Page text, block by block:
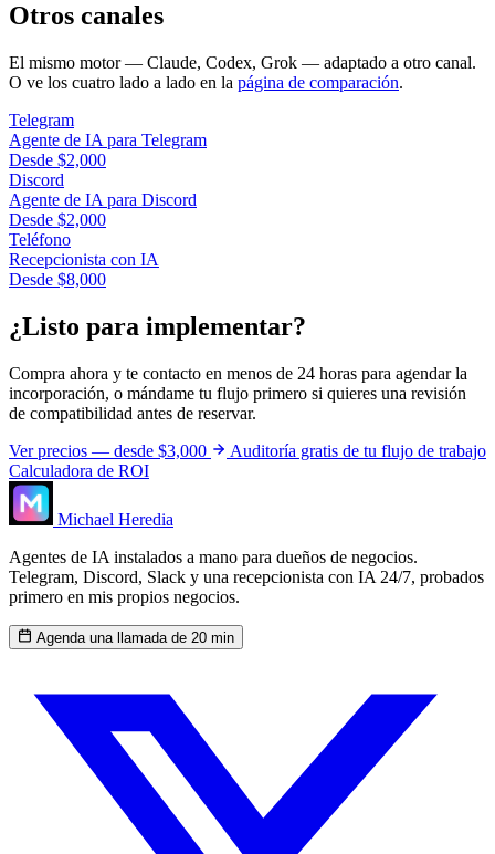
Otros canales
El mismo motor — Claude, Codex, Grok — adaptado a otro canal.
O ve los cuatro lado a lado en la página de comparación.
Telegram
Agente de IA para Telegram
Desde $2,000
Discord
Agente de IA para Discord
Desde $2,000
Teléfono
Recepcionista con IA
Desde $8,000
¿Listo para implementar?
Compra ahora y te contacto en menos de 24 horas para agendar la
incorporación, o mándame tu flujo primero si quieres una revisión
de compatibilidad antes de reservar.
Ver precios — desde $3,000
Auditoría gratis de tu flujo de trabajo
Calculadora de ROI
Michael Heredia
Agentes de IA instalados a mano para dueños de negocios.
Telegram, Discord, Slack y una recepcionista con IA 24/7, probados
primero en mis propios negocios.
Agenda una llamada de 20 min